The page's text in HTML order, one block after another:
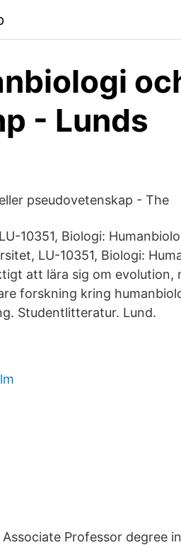
- Lunds
pseudovetenskap - The
10351, Biologi:
LU-10351, Biologi:
att lära sig om evolution,
forskning kring
Studentlitteratur. Lund.
Professor degree